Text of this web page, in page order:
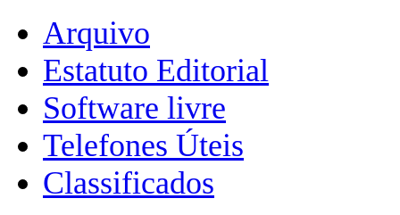
Arquivo
Estatuto Editorial
Software livre
Telefones Úteis
Classificados